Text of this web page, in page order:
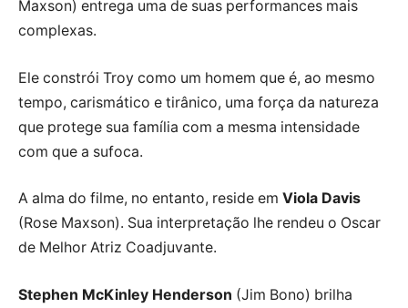
Maxson) entrega uma de suas performances mais
complexas.
Ele constrói Troy como um homem que é, ao mesmo
tempo, carismático e tirânico, uma força da natureza
que protege sua família com a mesma intensidade
com que a sufoca.
A alma do filme, no entanto, reside em Viola Davis
(Rose Maxson). Sua interpretação lhe rendeu o Oscar
de Melhor Atriz Coadjuvante.
Stephen McKinley Henderson (Jim Bono) brilha